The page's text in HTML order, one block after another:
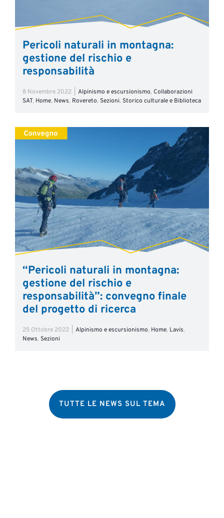
Pericoli naturali in montagna:
gestione del rischio e
responsabilità
8 Novembre 2022 Alpinismo e escursionismo, Collaborazioni
SAT, Home, News, Rovereto, Sezioni, Storico culturale e Biblioteca
“Pericoli naturali in montagna:
gestione del rischio e
responsabilità”: convegno finale
del progetto di ricerca
25 Ottobre 2022 Alpinismo e escursionismo, Home, Lavis,
News, Sezioni
TUTTE LE NEWS SUL TEMA